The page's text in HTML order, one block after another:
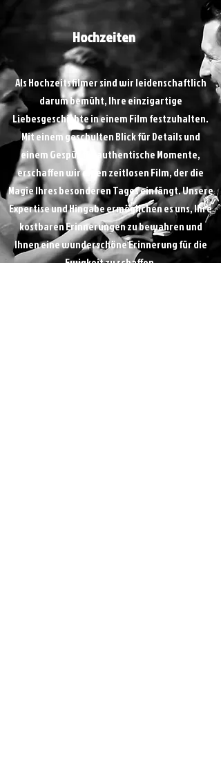
Hochzeiten
Als Hochzeitsfilmer sind wir leidenschaftlich
darum bemüht, Ihre einzigartige
Liebesgeschichte in einem Film festzuhalten.
Mit einem geschulten Blick für Details und
einem Gespür für authentische Momente,
erschaffen wir einen zeitlosen Film, der die
Magie Ihres besonderen Tages einfängt. Unsere
Expertise und Hingabe ermöglichen es uns, Ihre
kostbaren Erinnerungen zu bewahren und
Ihnen eine wunderschöne Erinnerung für die
Ewigkeit zu schaffen.